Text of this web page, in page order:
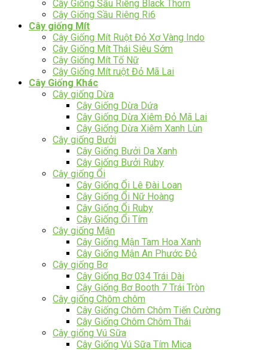
Cây Giống Sầu Riêng Black Thorn
Cây Giống Sầu Riêng Ri6
Cây giống Mít
Cây Giống Mít Ruột Đỏ Xơ Vàng Indo
Cây Giống Mít Thái Siêu Sớm
Cây Giống Mít Tố Nữ
Cây Giống Mít ruột Đỏ Mã Lai
Cây Giống Khác
Cây giống Dừa
Cây Giống Dừa Dứa
Cây Giống Dừa Xiêm Đỏ Mã Lai
Cây Giống Dừa Xiêm Xanh Lùn
Cây giống Bưởi
Cây Giống Bưởi Da Xanh
Cây Giống Bưởi Ruby
Cây giống Ổi
Cây Giống Ổi Lê Đài Loan
Cây Giống Ổi Nữ Hoàng
Cây Giống Ổi Ruby
Cây Giống Ổi Tím
Cây giống Mận
Cây Giống Mận Tam Hoa Xanh
Cây Giống Mận An Phước Đỏ
Cây giống Bơ
Cây Giống Bơ 034 Trái Dài
Cây Giống Bơ Booth 7 Trái Tròn
Cây giống Chôm chôm
Cây Giống Chôm Chôm Tiến Cường
Cây Giống Chôm Chôm Thái
Cây giống Vú Sữa
Cây Giống Vú Sữa Tím Mica